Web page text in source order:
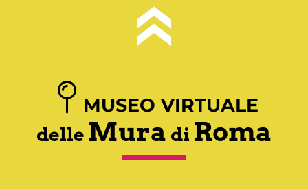
MUSEO VIRTUALE
delle Mura di Roma